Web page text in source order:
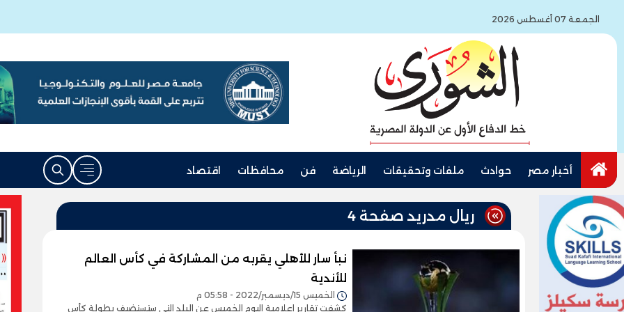
الجمعة 07 أغسطس 2026
أخبار مصر حوادث ملفات وتحقيقات الرياضة فن محافظات اقتصاد
ريال مدريد صفحة 4
نبأ سار للأهلي يقربه من المشاركة في كأس العالم
للأندية
الخميس 15/ديسمبر/2022 - 05:58 م
كشفت تقارير إعلامية اليوم الخميس عن البلد التي ستستضيف بطولة كأس